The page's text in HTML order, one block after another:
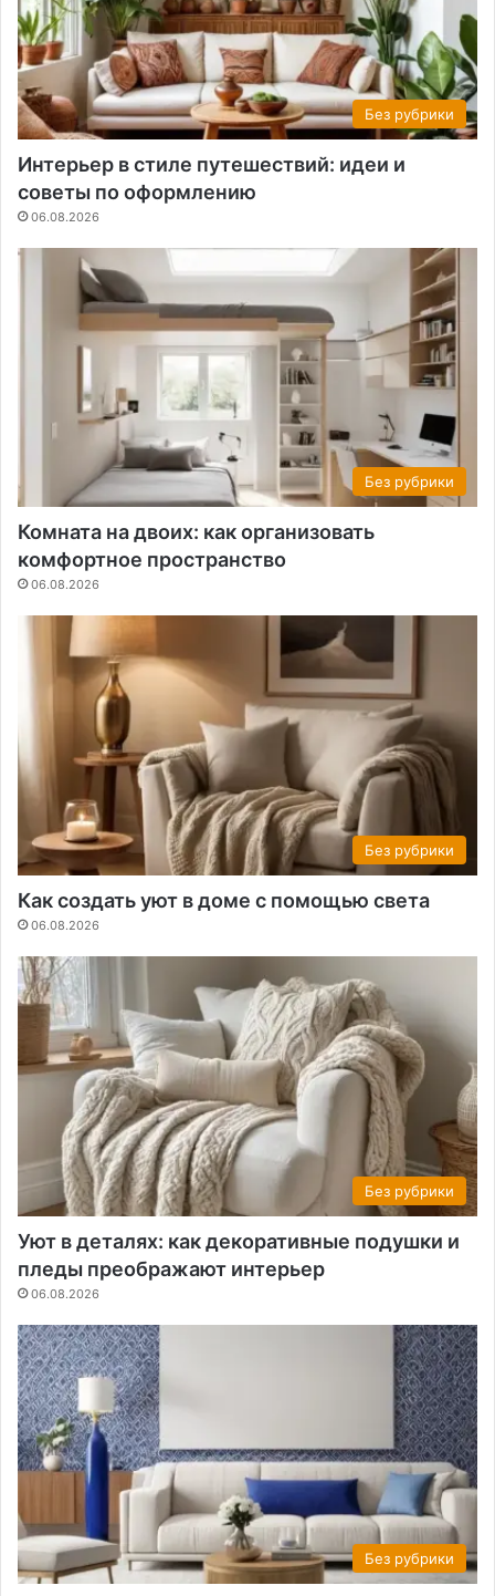
Без рубрики
Интерьер в стиле путешествий: идеи и
советы по оформлению
06.08.2026
Без рубрики
Комната на двоих: как организовать
комфортное пространство
06.08.2026
Без рубрики
Как создать уют в доме с помощью света
06.08.2026
Без рубрики
Уют в деталях: как декоративные подушки и
пледы преображают интерьер
06.08.2026
Без рубрики